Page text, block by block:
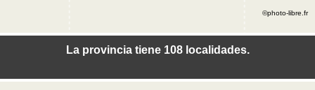
La provincia tiene 108 localidades.
©photo-libre.fr